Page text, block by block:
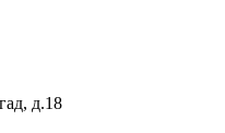
д.18